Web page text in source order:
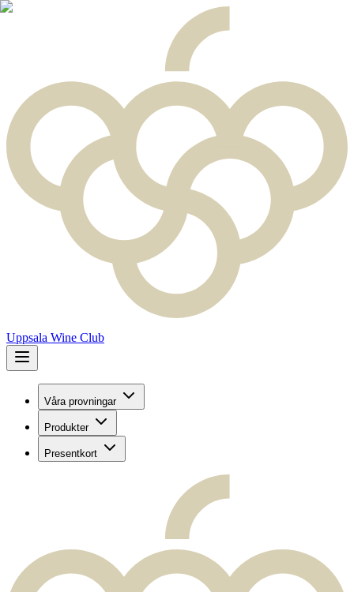
Uppsala Wine Club
Våra provningar
Produkter
Presentkort